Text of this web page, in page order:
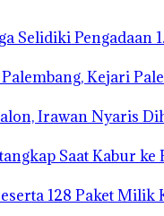
Selidiki Pengadaan
Kejari
Irawan Nyaris
Saat Kabur ke
128 Paket